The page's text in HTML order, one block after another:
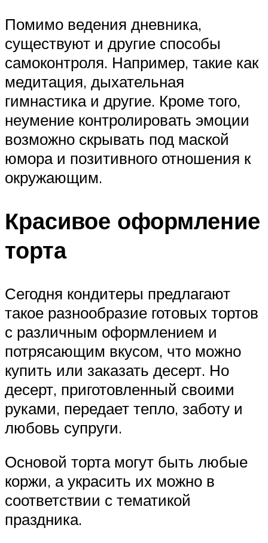
Помимо ведения дневника,
существуют и другие способы
самоконтроля. Например, такие как
медитация, дыхательная
гимнастика и другие. Кроме того,
неумение контролировать эмоции
возможно скрывать под маской
юмора и позитивного отношения к
окружающим.
Красивое оформление
торта
Сегодня кондитеры предлагают
такое разнообразие готовых тортов
с различным оформлением и
потрясающим вкусом, что можно
купить или заказать десерт. Но
десерт, приготовленный своими
руками, передает тепло, заботу и
любовь супруги.
Основой торта могут быть любые
коржи, а украсить их можно в
соответствии с тематикой
праздника.